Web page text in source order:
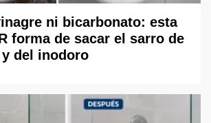
ni bicarbonato: esta
forma de sacar el sarro de
del inodoro